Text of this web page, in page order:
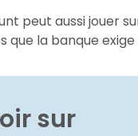
peut aussi jouer
que la banque
sur